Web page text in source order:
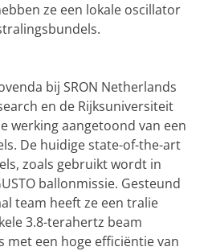
ze een lokale oscillator
bij SRON Netherlands
en de Rijksuniversiteit
werking aangetoond van een
De huidige state-of-the-art
zoals gebruikt wordt in
ballonmissie. Gesteund
team heeft ze een tralie
3.8-terahertz beam
met een hoge efficiëntie van